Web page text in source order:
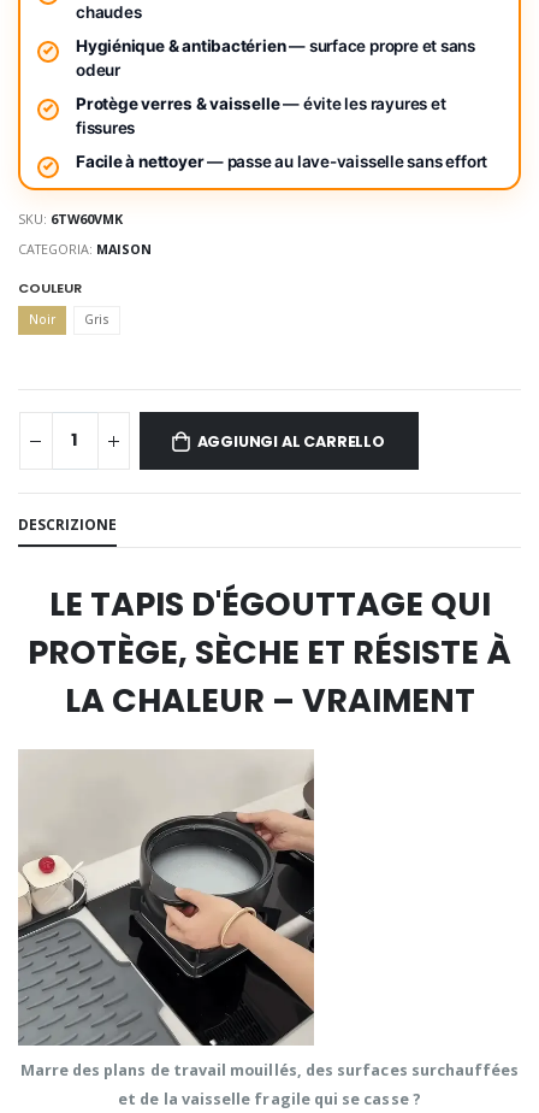
chaudes
Hygiénique & antibactérien— surface propre et sans
odeur
Protège verres & vaisselle— évite les rayures et
fissures
Facile à nettoyer— passe au lave-vaisselle sans effort
SKU: 6TW60VMK
CATEGORIA: MAISON
COULEUR
Noir Gris
AGGIUNGI AL CARRELLO
DESCRIZIONE
LE TAPIS D'ÉGOUTTAGE QUI
PROTÈGE, SÈCHE ET RÉSISTE À
LA CHALEUR – VRAIMENT
Marre des plans de travail mouillés, des surfaces surchauffées
et de la vaisselle fragile qui se casse ?